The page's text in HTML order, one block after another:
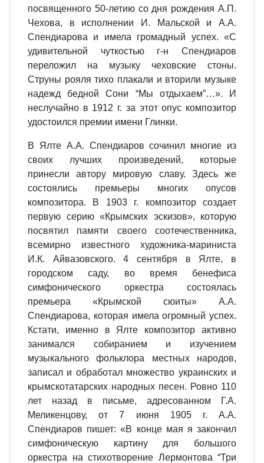
посвященного 50-летию со дня рождения А.П.
Чехова, в исполнении И. Мальской и А.А.
Спендиарова и имела громадный успех. «С
удивительной чуткостью г-н Спендиаров
переложил на музыку чеховские стоны.
Струны рояля тихо плакали и вторили музыке
надежд бедной Сони “Мы отдыхаем”…». И
неслучайно в 1912 г. за этот опус композитор
удостоился премии имени Глинки.
В Ялте А.А. Спендиаров сочинил многие из
своих лучших произведений, которые
принесли автору мировую славу. Здесь же
состоялись премьеры многих опусов
композитора. В 1903 г. композитор создает
первую серию «Крымских эскизов», которую
посвятил памяти своего соотечественника,
всемирно известного художника-мариниста
И.К. Айвазовского. 4 сентября в Ялте, в
городском саду, во время бенефиса
симфонического оркестра состоялась
премьера «Крымской сюиты» А.А.
Спендиарова, которая имела огромный успех.
Кстати, именно в Ялте композитор активно
занимался собиранием и изучением
музыкального фольклора местных народов,
записал и обработал множество украинских и
крымскотатарских народных песен. Ровно 110
лет назад в письме, адресованном Г.А.
Меликенцову, от 7 июня 1905 г. А.А.
Спендиаров пишет: «В конце мая я закончил
симфоническую картину для большого
оркестра на стихотворение Лермонтова “Три